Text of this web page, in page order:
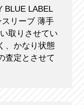
BLUE LABEL
リーブ 薄手
取りさせてい
、かなり状態
査定とさせて